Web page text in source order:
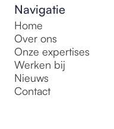
Navigatie
Home
Over ons
Onze expertises
Werken bij
Nieuws
Contact